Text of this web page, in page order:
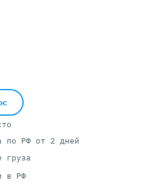
ИИ
Ascend
по РФ от 2 дней
груза
в РФ